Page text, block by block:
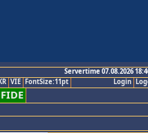
Servertime 07.08.2026
Login
VIE FontSize:11pt
FIDE